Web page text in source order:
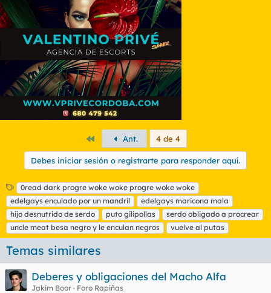
PrimeroAnt. 4 de 4
Debes iniciar sesión o registrarte para responder aquí.
E
t
i
q
u
e
t
a
s
0read dark progre woke woke progre woke woke
edelgays enculado por un mandril
edelgays maricona mala
hijo desnutrido de serdo
puto gilipollas
serdo obligado a procrear
uncle meat besa negro y le enculan negros
vuelve al putas
Temas similares
Deberes y obligaciones del Macho Alfa
Jakim Boor
Foro Rapiñas